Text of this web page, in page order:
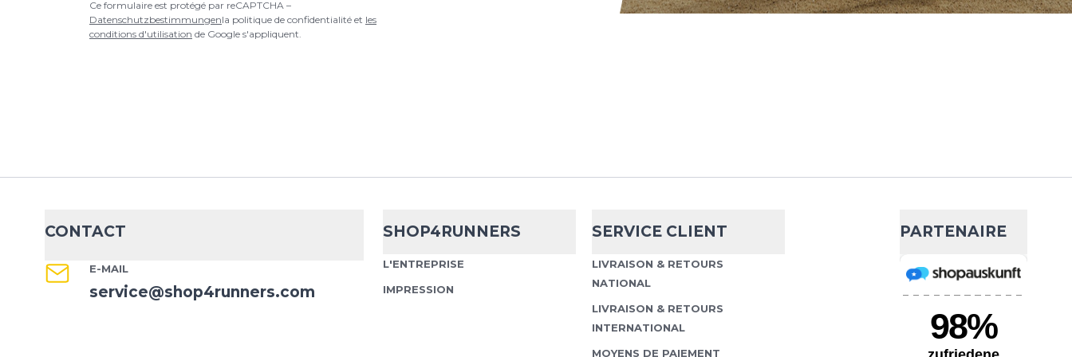
Choisissez votre taille
Leggings
Keep moving with the Nike Essential Tights. Their
when you run. You...
Ce formulaire est protégé par reCAPTCHA –
Datenschutzbestimmungenla politique de confidentialité et les
conditions d'utilisation de Google s'appliquent.
CONTACT
E-MAIL
service@shop4runners.com
SHOP4RUNNERS
L'ENTREPRISE
IMPRESSION
SERVICE CLIENT
LIVRAISON & RETOURS
NATIONAL
LIVRAISON & RETOURS
INTERNATIONAL
MOYENS DE PAIEMENT
PARTENAIRE